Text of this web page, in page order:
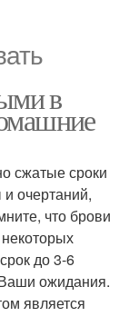
в
сжатые сроки
очертаний,
что брови
до 3-6
ожидания.
является